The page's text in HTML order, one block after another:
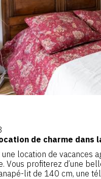
de charme dans
une location de vacances
Vous profiterez d’une
lit de 140 cm, une